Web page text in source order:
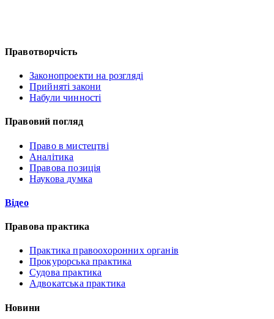
Правотворчість
Законопроекти на розгляді
Прийняті закони
Набули чинності
Правовий погляд
Право в мистецтві
Аналітика
Правова позиція
Наукова думка
Відео
Правова практика
Практика правоохоронних органів
Прокурорська практика
Судова практика
Адвокатська практика
Новини